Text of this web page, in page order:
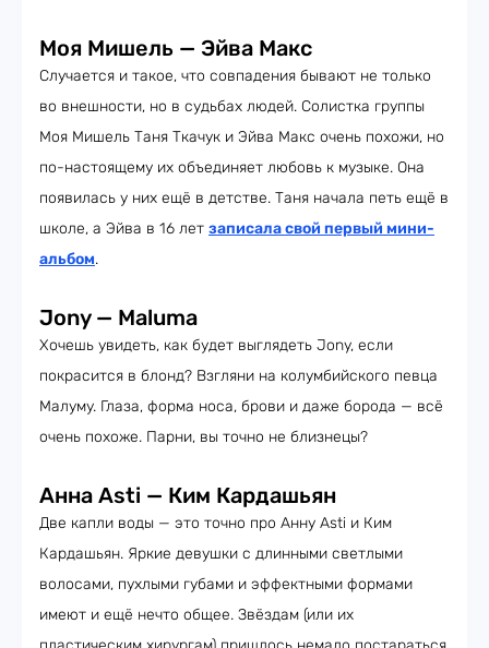
Моя Мишель — Эйва Макс
Случается и такое, что совпадения бывают не только
во внешности, но в судьбах людей. Солистка группы
Моя Мишель Таня Ткачук и Эйва Макс очень похожи, но
по-настоящему их объединяет любовь к музыке. Она
появилась у них ещё в детстве. Таня начала петь ещё в
школе, а Эйва в 16 лет записала свой первый мини-
альбом.
Jony — Maluma
Хочешь увидеть, как будет выглядеть Jony, если
покрасится в блонд? Взгляни на колумбийского певца
Малуму. Глаза, форма носа, брови и даже борода — всё
очень похоже. Парни, вы точно не близнецы?
Анна Asti — Ким Кардашьян
Две капли воды — это точно про Анну Asti и Ким
Кардашьян. Яркие девушки с длинными светлыми
волосами, пухлыми губами и эффектными формами
имеют и ещё нечто общее. Звёздам (или их